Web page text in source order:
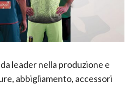
leader nella produzione e
abbigliamento, accessori